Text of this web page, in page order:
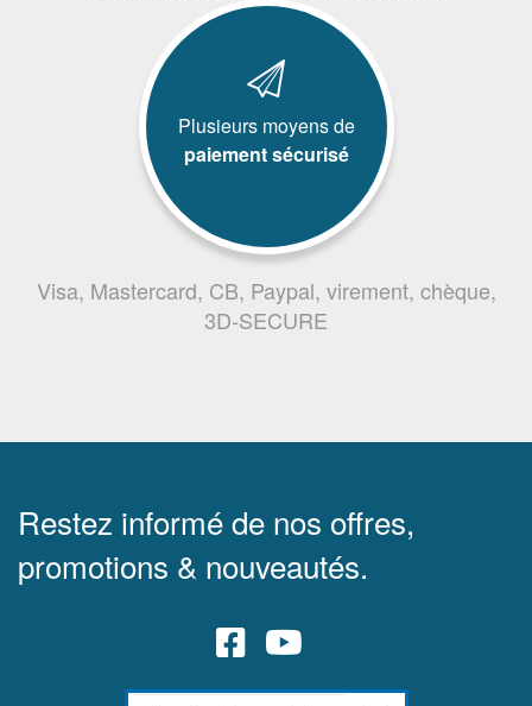
Plusieurs moyens de
paiement sécurisé
Visa, Mastercard, CB, Paypal, virement, chèque,
3D-SECURE
Restez informé de nos offres,
promotions & nouveautés.